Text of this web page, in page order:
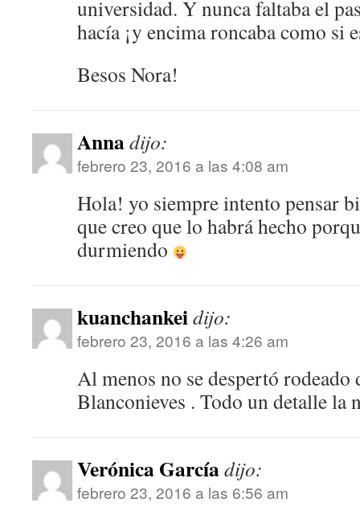
universidad. Y nunca faltaba el
hacía ¡y encima roncaba como si
Besos Nora!
Annadijo:
febrero 23, 2016 a las 4:08 am
Hola! yo siempre intento pensar
que creo que lo habrá hecho
durmiendo
kuanchankeidijo:
febrero 23, 2016 a las 4:26 am
Al menos no se despertó rodeado
Blanconieves . Todo un detalle la
Verónica Garcíadijo:
febrero 23, 2016 a las 6:56 am